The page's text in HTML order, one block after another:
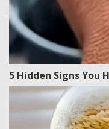
5 Hidden Signs You